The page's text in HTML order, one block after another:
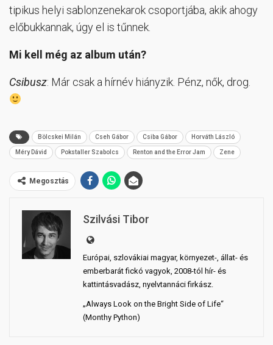
tipikus helyi sablonzenekarok csoportjába, akik ahogy
előbukkannak, úgy el is tűnnek.
Mi kell még az album után?
Csibusz: Már csak a hírnév hiányzik. Pénz, nők, drog.
Bölcskei Milán Cseh Gábor Csiba Gábor Horváth László
Méry Dávid Pokstaller Szabolcs Renton and the Error Jam Zene
Megosztás
Szilvási Tibor
Európai, szlovákiai magyar, környezet-, állat- és
emberbarát fickó vagyok, 2008-tól hír- és
kattintásvadász, nyelvtannáci firkász.
„Always Look on the Bright Side of Life“
(Monthy Python)